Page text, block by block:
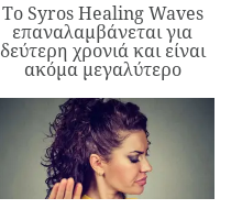
Το Syros Healing Waves
επαναλαμβάνεται για
δεύτερη χρονιά και είναι
ακόμα μεγαλύτερο